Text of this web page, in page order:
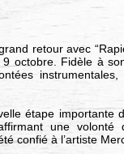
retour avec
octobre. Fidèle à
étape importante
une volonté
confié à l’artiste